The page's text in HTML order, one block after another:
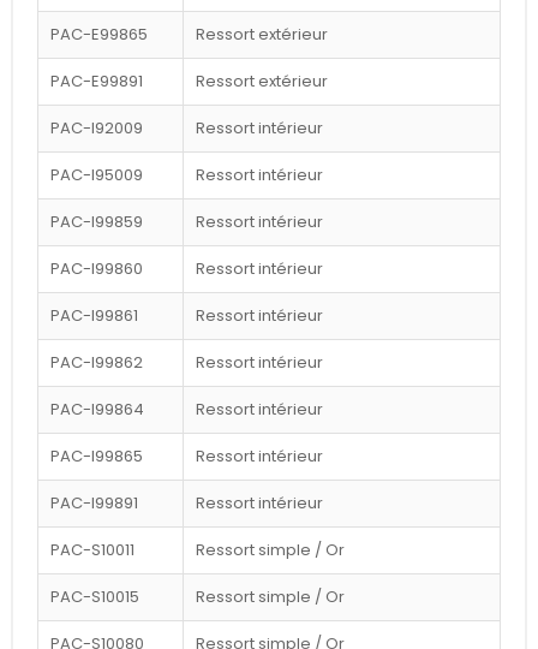
PAC-E99865 Ressort extérieur
PAC-E99891 Ressort extérieur
PAC-I92009 Ressort intérieur
PAC-I95009 Ressort intérieur
PAC-I99859 Ressort intérieur
PAC-I99860 Ressort intérieur
PAC-I99861 Ressort intérieur
PAC-I99862 Ressort intérieur
PAC-I99864 Ressort intérieur
PAC-I99865 Ressort intérieur
PAC-I99891 Ressort intérieur
PAC-S10011 Ressort simple / Or
PAC-S10015 Ressort simple / Or
PAC-S10080 Ressort simple / Or